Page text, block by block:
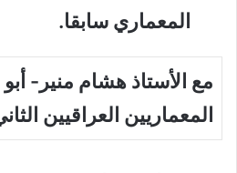
المعماري سابقا.
مع الأستاذ هشام منير-
المعماريين العراقيين